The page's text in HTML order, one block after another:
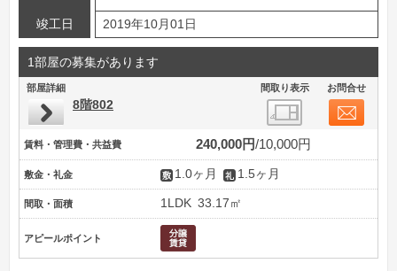
竣工日 2019年10月01日
1部屋の募集があります
部屋詳細 間取り表示 お問合せ
8階802
賃料・管理費・共益費 240,000円 10,000円
敷金・礼金 1.0ヶ月 1.5ヶ月
間取・面積 1LDK 33.17㎡
アピールポイント